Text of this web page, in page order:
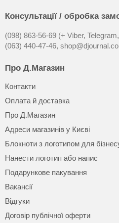
Консультації / обробка
(098) 863-56-69 (+ Viber,
(063) 440-47-46,
Про Д.Магазин
Контакти
Оплата й доставка
Про Д.Магазин
Адреси магазинів у Києві
Блокноти з логотипом для
Нанести логотип або напис
Подарункове пакування
Вакансії
Відгуки
Договір публічної оферти